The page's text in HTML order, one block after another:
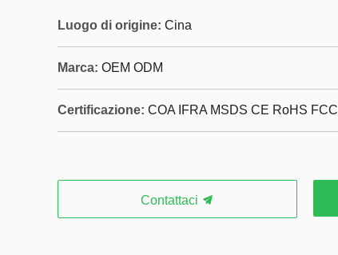
Luogo di origine: Cina
Marca: OEM ODM
Certificazione: COA IFRA MSDS CE RoHS FCC
Contattaci